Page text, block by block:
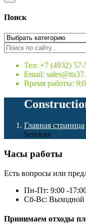
Поиск
Тел: +7 (4932) 57-
Email:
Время работы:
Главная страница
Services
Часы работы
Есть вопросы или
Пн-Пт: 9:00 -
Сб-Вс: Выходной
Принимаем отходы